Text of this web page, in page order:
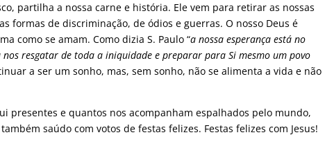
partilha a nossa carne e história. Ele vem para retirar as nossas
formas de discriminação, de ódios e guerras. O nosso Deus é
como se amam. Como dizia S. Paulo “a nossa esperança está no
nos resgatar de toda a iniquidade e preparar para Si mesmo um povo
a ser um sonho, mas, sem sonho, não se alimenta a vida e não
presentes e quantos nos acompanham espalhados pelo mundo,
saúdo com votos de festas felizes. Festas felizes com Jesus!